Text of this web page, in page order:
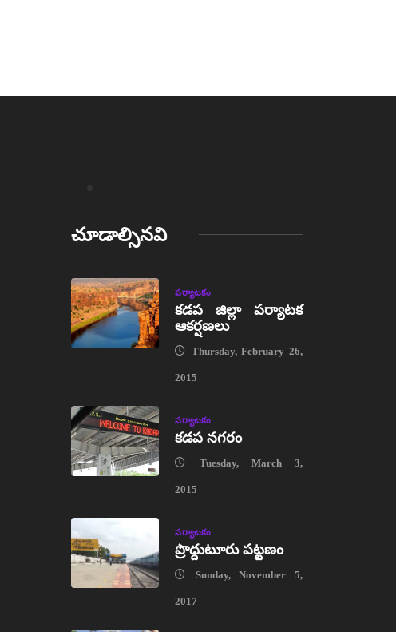
చూడాల్సినవి
పర్యాటకం
కడప జిల్లా పర్యాటక
ఆకర్షణలు
Thursday, February 26,
2015
పర్యాటకం
కడప నగరం
Tuesday, March 3,
2015
పర్యాటకం
ప్రొద్దుటూరు పట్టణం
Sunday, November 5,
2017